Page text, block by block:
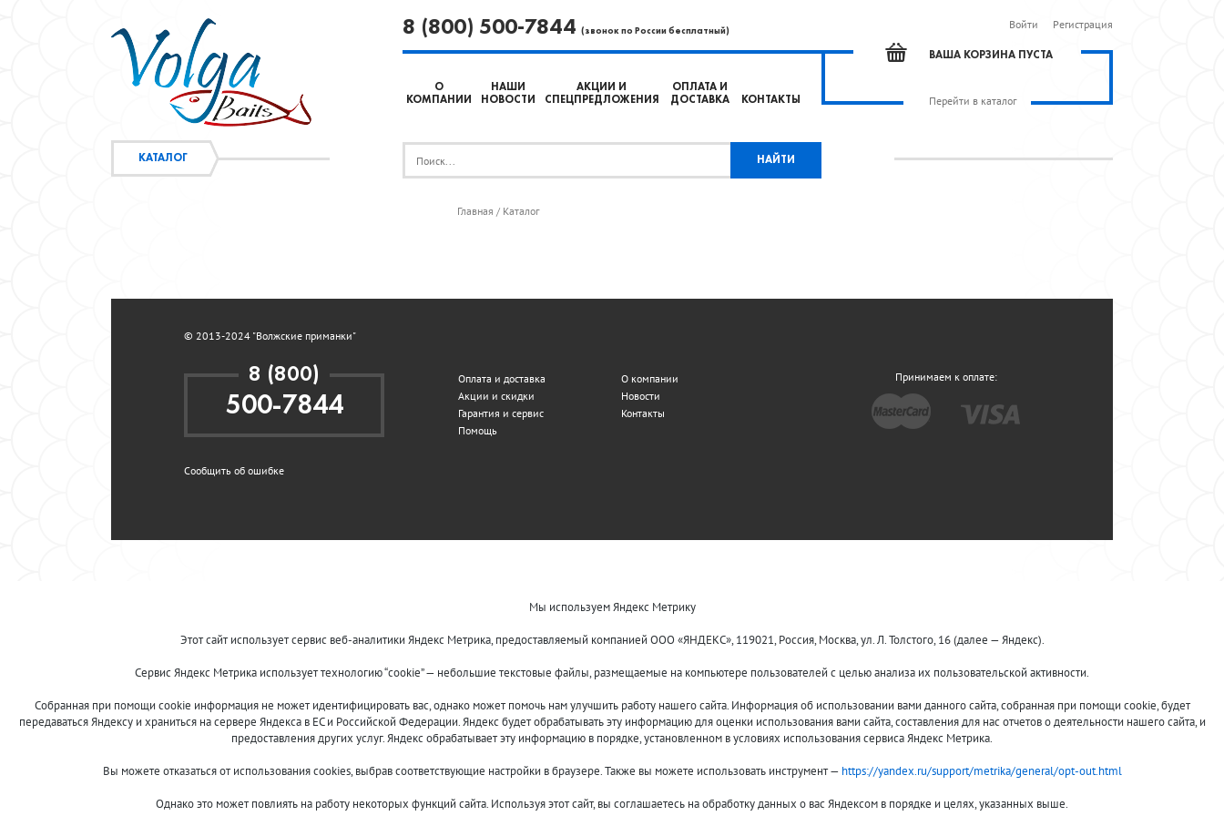
КАТАЛОГ
8 (800) 500-7844 (звонок по России бесплатный) Войти Регистрация
ВАША КОРЗИНА ПУСТА
Перейти в каталог
О
КОМПАНИИ
НАШИ
НОВОСТИ
АКЦИИ И
СПЕЦПРЕДЛОЖЕНИЯ
ОПЛАТА И
ДОСТАВКА
КОНТАКТЫ
Главная / Каталог
© 2013-2024 "Волжские приманки"
8 (800)
500-7844
Оплата и доставка
О компании
Акции и скидки
Новости
Гарантия и сервис
Контакты
Помощь
Сообщить об ошибке
Принимаем к оплате:
Мы используем Яндекс Метрику
Этот сайт использует сервис веб-аналитики Яндекс Метрика, предоставляемый компанией ООО «ЯНДЕКС», 119021, Россия, Москва, ул. Л. Толстого, 16 (далее — Яндекс).
Сервис Яндекс Метрика использует технологию “cookie” — небольшие текстовые файлы, размещаемые на компьютере пользователей с целью анализа их пользовательской активности.
Собранная при помощи cookie информация не может идентифицировать вас, однако может помочь нам улучшить работу нашего сайта. Информация об использовании вами данного сайта, собранная при помощи cookie, будет
передаваться Яндексу и храниться на сервере Яндекса в ЕС и Российской Федерации. Яндекс будет обрабатывать эту информацию для оценки использования вами сайта, составления для нас отчетов о деятельности нашего сайта, и
предоставления других услуг. Яндекс обрабатывает эту информацию в порядке, установленном в условиях использования сервиса Яндекс Метрика.
Вы можете отказаться от использования cookies, выбрав соответствующие настройки в браузере. Также вы можете использовать инструмент — https://yandex.ru/support/metrika/general/opt-out.html
Однако это может повлиять на работу некоторых функций сайта. Используя этот сайт, вы соглашаетесь на обработку данных о вас Яндексом в порядке и целях, указанных выше.